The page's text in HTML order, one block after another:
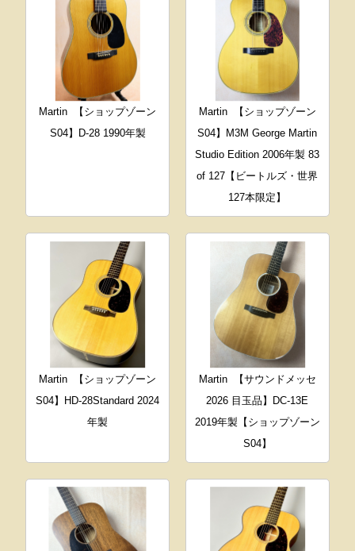
Martin
【ショップゾーン
S04】D-28 1990年製
Martin
【ショップゾーン
S04】M3M George Martin
Studio Edition 2006年製 83
of 127【ビートルズ・世界
127本限定】
Martin
【ショップゾーン
S04】HD-28Standard 2024
年製
Martin
【サウンドメッセ
2026 目玉品】DC-13E
2019年製【ショップゾーン
S04】